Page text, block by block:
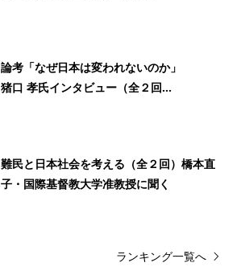
論考「なぜ日本は変われないのか」
猪口 孝氏インタビュー（全２回...
難民と日本社会を考える（全２回）橋本直
子・国際基督教大学准教授に聞く
ランキング一覧へ